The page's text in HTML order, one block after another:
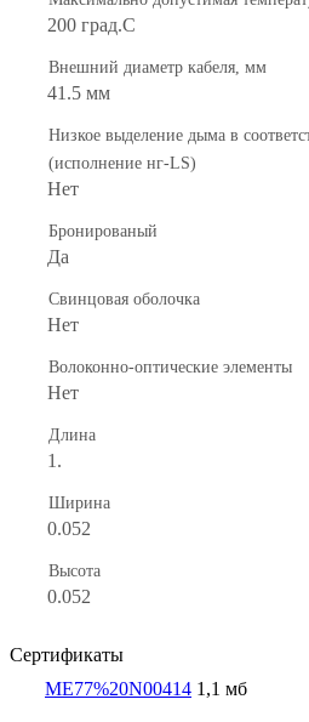
200 град.C
Внешний диаметр кабеля, мм
41.5 мм
Низкое выделение дыма в
(исполнение нг-LS)
Нет
Бронированый
Да
Свинцовая оболочка
Нет
Волоконно-оптические элементы
Нет
Длина
1.
Ширина
0.052
Высота
0.052
Сертификаты
ME77%20N00414 1,1 мб